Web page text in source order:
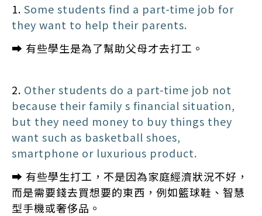
1. Some students find a part-time job for
they want to help their parents.
➡️ 有些學生是為了幫助父母才去打工。
2. Other students do a part-time job not
because their family s financial situation,
but they need money to buy things they
want such as basketball shoes,
smartphone or luxurious product.
➡️ 有些學生打工，不是因為家庭經濟狀況不好，
而是需要錢去買想要的東西，例如籃球鞋、智慧
型手機或奢侈品。